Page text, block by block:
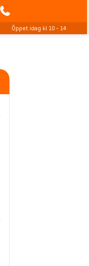
Öppet idag kl 10 - 14